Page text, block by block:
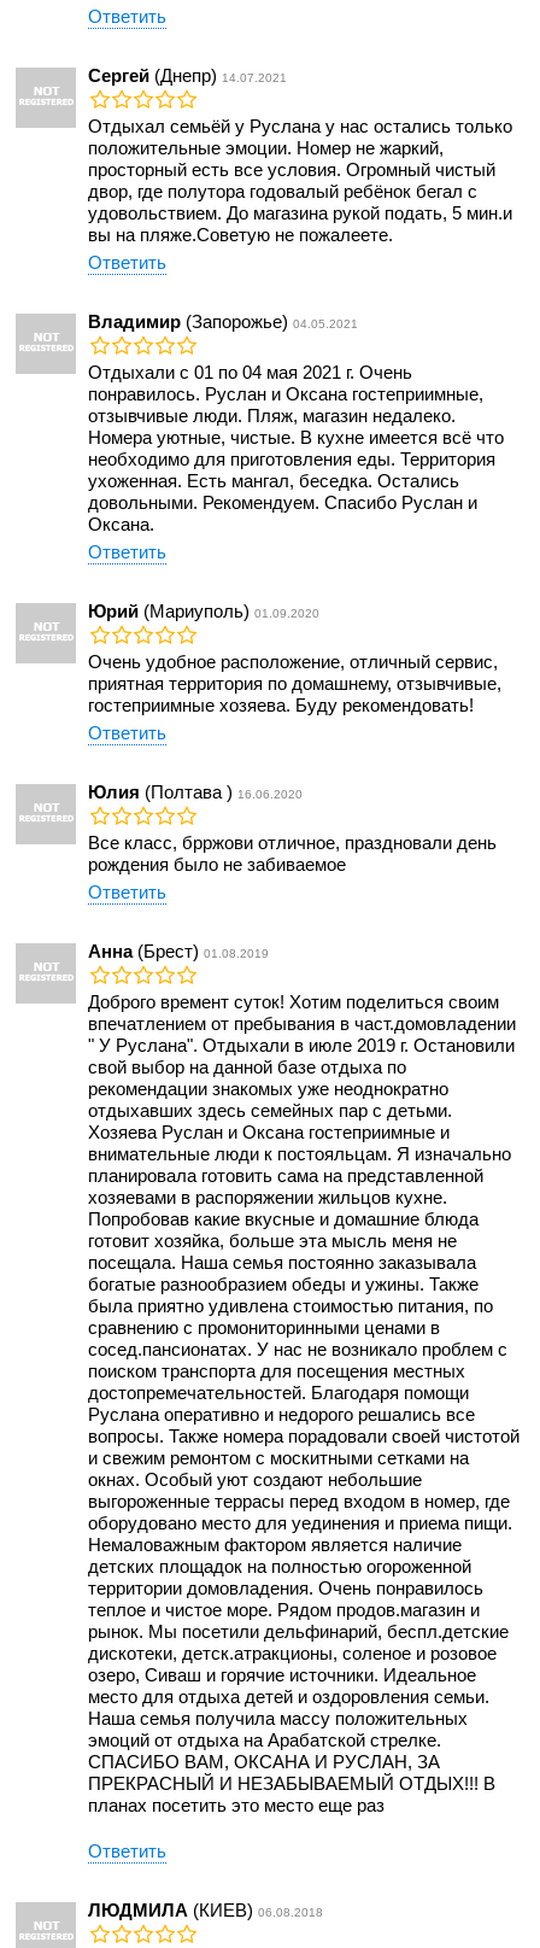
Ответить
Сергей (Днепр) 14.07.2021
Отдыхал семьёй у Руслана у нас остались только
положительные эмоции. Номер не жаркий,
просторный есть все условия. Огромный чистый
двор, где полутора годовалый ребёнок бегал с
удовольствием. До магазина рукой подать, 5 мин.и
вы на пляже.Советую не пожалеете.
Ответить
Владимир (Запорожье)04.05.2021
Отдыхали с 01 по 04 мая 2021 г. Очень
понравилось. Руслан и Оксана гостеприимные,
отзывчивые люди. Пляж, магазин недалеко.
Номера уютные, чистые. В кухне имеется всё что
необходимо для приготовления еды. Территория
ухоженная. Есть мангал, беседка. Остались
довольными. Рекомендуем. Спасибо Руслан и
Оксана.
Ответить
Юрий (Мариуполь)01.09.2020
Очень удобное расположение, отличный сервис,
приятная территория по домашнему, отзывчивые,
гостеприимные хозяева. Буду рекомендовать!
Ответить
Юлия (Полтава ) 16.06.2020
Все класс, брржови отличное, праздновали день
рождения было не забиваемое
Ответить
Анна (Брест)01.08.2019
Доброго времент суток! Хотим поделиться своим
впечатлением от пребывания в част.домовладении
" У Руслана". Отдыхали в июле 2019 г. Остановили
свой выбор на данной базе отдыха по
рекомендации знакомых уже неоднократно
отдыхавших здесь семейных пар с детьми.
Хозяева Руслан и Оксана гостеприимные и
внимательные люди к постояльцам. Я изначально
планировала готовить сама на представленной
хозяевами в распоряжении жильцов кухне.
Попробовав какие вкусные и домашние блюда
готовит хозяйка, больше эта мысль меня не
посещала. Наша семья постоянно заказывала
богатые разнообразием обеды и ужины. Также
была приятно удивлена стоимостью питания, по
сравнению с промониторинными ценами в
сосед.пансионатах. У нас не возникало проблем с
поиском транспорта для посещения местных
достопремечательностей. Благодаря помощи
Руслана оперативно и недорого решались все
вопросы. Также номера порадовали своей чистотой
и свежим ремонтом с москитными сетками на
окнах. Особый уют создают небольшие
выгороженные террасы перед входом в номер, где
оборудовано место для уединения и приема пищи.
Немаловажным фактором является наличие
детских площадок на полностью огороженной
территории домовладения. Очень понравилось
теплое и чистое море. Рядом продов.магазин и
рынок. Мы посетили дельфинарий, беспл.детские
дискотеки, детск.атракционы, соленое и розовое
озеро, Сиваш и горячие источники. Идеальное
место для отдыха детей и оздоровления семьи.
Наша семья получила массу положительных
эмоций от отдыха на Арабатской стрелке.
СПАСИБО ВАМ, ОКСАНА И РУСЛАН, ЗА
ПРЕКРАСНЫЙ И НЕЗАБЫВАЕМЫЙ ОТДЫХ!!! В
планах посетить это место еще раз
Ответить
ЛЮДМИЛА (КИЕВ)06.08.2018